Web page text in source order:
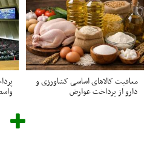
معافیت کالاهای اساسی کشاورزی و
دارو از پرداخت عوارض